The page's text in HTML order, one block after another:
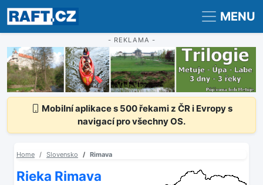
Registrace Přihlášení MENU
- REKLAMA -
Mobilní aplikace s 500 řekami z ČR i Evropy s
navigací pro všechny OS.
Home Slovensko Rimava
Rieka Rimava